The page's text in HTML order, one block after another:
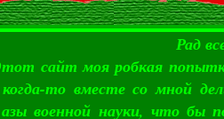
Рад
моя робкая попытка с
то вместе со мной
военной науки, что бы